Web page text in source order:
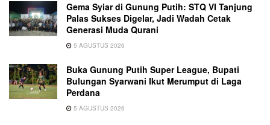
Gema Syiar di Gunung Putih: STQ VI Tanjung
Palas Sukses Digelar, Jadi Wadah Cetak
Generasi Muda Qurani
5 AGUSTUS 2026
Buka Gunung Putih Super League, Bupati
Bulungan Syarwani Ikut Merumput di Laga
Perdana
5 AGUSTUS 2026